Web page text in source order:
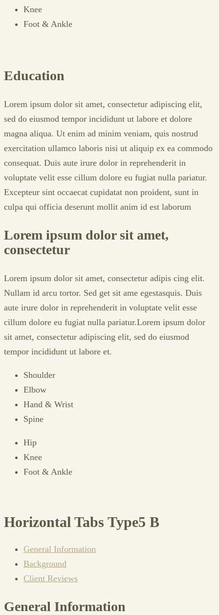
Knee
Foot & Ankle
Education
Lorem ipsum dolor sit amet, consectetur adipiscing elit,
sed do eiusmod tempor incididunt ut labore et dolore
magna aliqua. Ut enim ad minim veniam, quis nostrud
exercitation ullamco laboris nisi ut aliquip ex ea commodo
consequat. Duis aute irure dolor in reprehenderit in
voluptate velit esse cillum dolore eu fugiat nulla pariatur.
Excepteur sint occaecat cupidatat non proident, sunt in
culpa qui officia deserunt mollit anim id est laborum
Lorem ipsum dolor sit amet,
consectetur
Lorem ipsum dolor sit amet, consectetur adipis cing elit.
Nullam id arcu tortor. Sed get sit ame egestasquis. Duis
aute irure dolor in reprehenderit in voluptate velit esse
cillum dolore eu fugiat nulla pariatur.Lorem ipsum dolor
sit amet, consectetur adipiscing elit, sed do eiusmod
tempor incididunt ut labore et.
Shoulder
Elbow
Hand & Wrist
Spine
Hip
Knee
Foot & Ankle
Horizontal Tabs Type5 B
General Information
Background
Client Reviews
General Information